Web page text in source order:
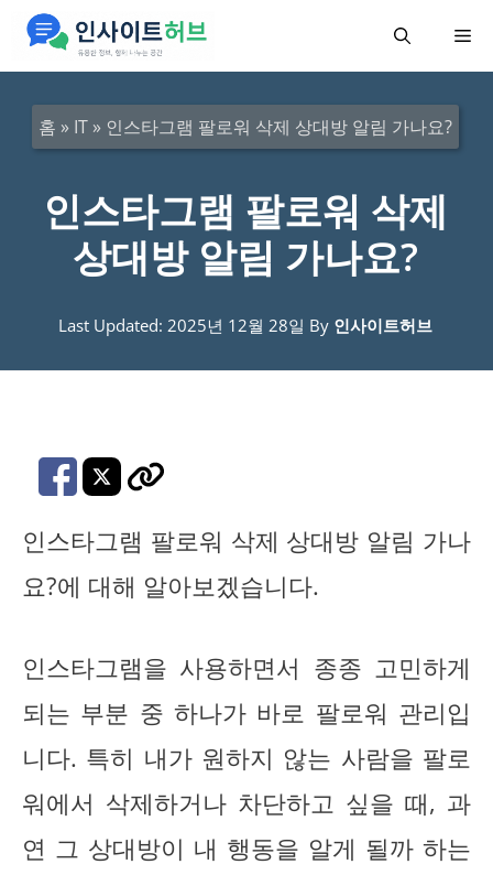
메
홈 » IT » 인스타그램 팔로워 삭제 상대방 알림 가나요?
인스타그램 팔로워 삭제
상대방 알림 가나요?
Last Updated: 2025년 12월 28일 By 인사이트허브
인스타그램 팔로워 삭제 상대방 알림 가나
요?에 대해 알아보겠습니다.
인스타그램을 사용하면서 종종 고민하게
되는 부분 중 하나가 바로 팔로워 관리입
니다. 특히 내가 원하지 않는 사람을 팔로
워에서 삭제하거나 차단하고 싶을 때, 과
연 그 상대방이 내 행동을 알게 될까 하는